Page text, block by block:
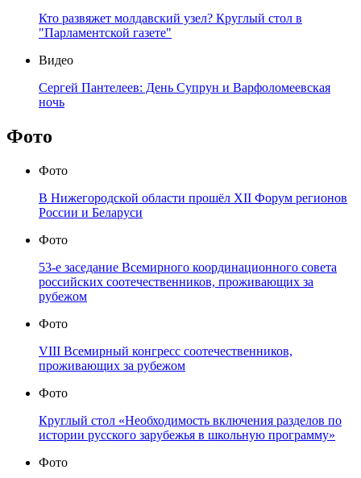
Кто развяжет молдавский узел? Круглый стол в
"Парламентской газете"
Видео
Сергей Пантелеев: День Супрун и Варфоломеевская
ночь
Фото
Фото
В Нижегородской области прошёл XII Форум регионов
России и Беларуси
Фото
53-е заседание Всемирного координационного совета
российских соотечественников, проживающих за
рубежом
Фото
VIII Всемирный конгресс соотечественников,
проживающих за рубежом
Фото
Круглый стол «Необходимость включения разделов по
истории русского зарубежья в школьную программу»
Фото